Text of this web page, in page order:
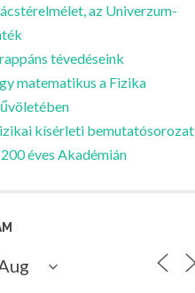
az Univerzum-
tévedéseink
matematikus a Fizika
kísérleti bemutatósorozat
éves Akadémián